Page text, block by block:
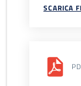
SCARICA